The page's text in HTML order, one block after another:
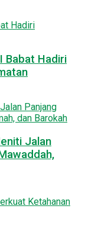
Babat Hadiri
Jalan